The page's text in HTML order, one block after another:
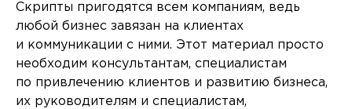
Скрипты пригодятся всем компаниям, ведь
любой бизнес завязан на клиентах
и коммуникации с ними. Этот материал просто
необходим консультантам, специалистам
по привлечению клиентов и развитию бизнеса,
их руководителям и специалистам,